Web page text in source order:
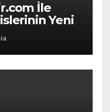
İle
Yeni